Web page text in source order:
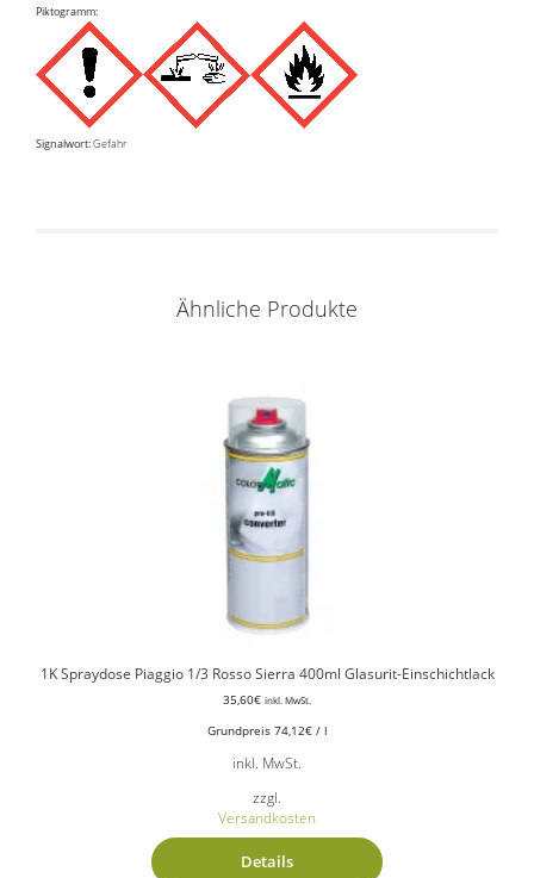
Piktogramm:
Signalwort:Gefahr
Ähnliche Produkte
1K Spraydose Piaggio 1/3 Rosso Sierra 400ml Glasurit-Einschichtlack
35,60€ inkl. MwSt.
Grundpreis 74,12€/ l
inkl. MwSt.
zzgl.
Versandkosten
Details